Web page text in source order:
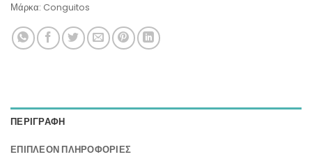
Μάρκα: Conguitos
ΠΕΡΙΓΡΑΦΉ
ΕΠΙΠΛΈΟΝ ΠΛΗΡΟΦΟΡΊΕΣ